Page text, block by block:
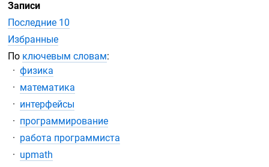
Записи
Последние 10
Избранные
По ключевым словам:
физика
математика
интерфейсы
программирование
работа программиста
upmath